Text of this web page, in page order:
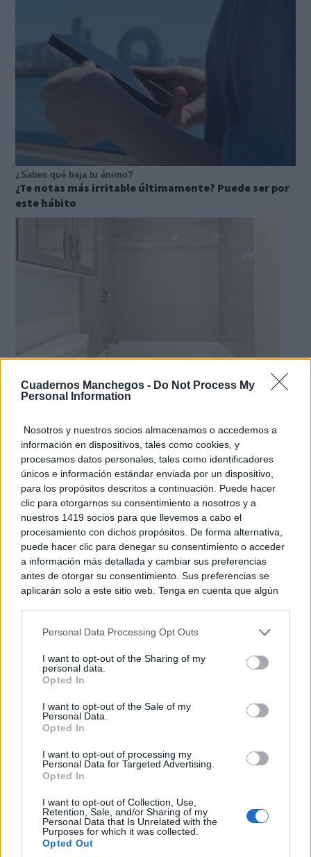
Cuadernos Manchegos - Do Not Process My
Personal Information
Nosotros y nuestros socios almacenamos o accedemos a
información en dispositivos, tales como cookies, y
procesamos datos personales, tales como identificadores
únicos e información estándar enviada por un dispositivo,
para los propósitos descritos a continuación. Puede hacer
clic para otorgarnos su consentimiento a nosotros y a
nuestros 1419 socios para que llevemos a cabo el
procesamiento con dichos propósitos. De forma alternativa,
puede hacer clic para denegar su consentimiento o acceder
a información más detallada y cambiar sus preferencias
antes de otorgar su consentimiento. Sus preferencias se
aplicarán solo a este sitio web. Tenga en cuenta que algún
rechazar tal procesamiento. Puede cambiar sus preferencias
a este sitio y haciendo clic en el botón "Privacidad" en la
parte inferior de la página web.
Please note that this website/app uses one or more Google
services and may gather and store information including but
not limited to your visit or usage behaviour. You may click to
use your data for below specified purposes in below Google
consent section.
Personal Data Processing Opt Outs
I want to opt-out of the Sharing of my
personal data.
Opted In
I want to opt-out of the Sale of my
Personal Data.
Opted In
I want to opt-out of processing my
Personal Data for Targeted Advertising.
Opted In
I want to opt-out of Collection, Use,
Retention, Sale, and/or Sharing of my
Personal Data that Is Unrelated with the
Purposes for which it was collected.
Opted Out
¿Sabes qué baja tu ánimo?
¿Te notas más irritable últimamente? Puede ser por
este hábito
Adiós a la cal del baño
¿Por qué ves caras?
¿Creías que era cosa tuya? La ciencia dice que no